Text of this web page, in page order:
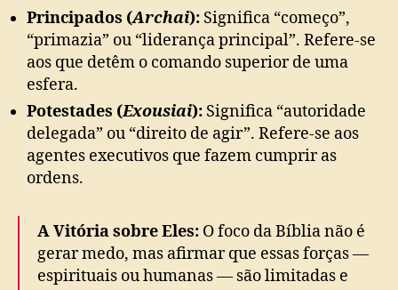
Principados (Archai): Significa “começo”,
“primazia” ou “liderança principal”. Refere-se
aos que detêm o comando superior de uma
esfera.
Potestades (Exousiai): Significa “autoridade
delegada” ou “direito de agir”. Refere-se aos
agentes executivos que fazem cumprir as
ordens.
A Vitória sobre Eles: O foco da Bíblia não é
gerar medo, mas afirmar que essas forças —
espirituais ou humanas — são limitadas e